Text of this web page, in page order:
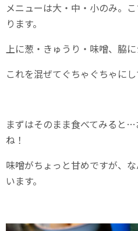
メニューは大・中・小のみ。
ります。
上に葱・きゅうり・味噌、脇に
これを混ぜてぐちゃぐちゃにし
まずはそのまま食べてみると
ね！
味噌がちょっと甘めですが、
います。